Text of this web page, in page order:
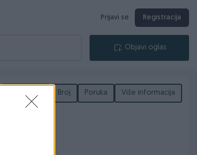
Prijavi se Registracija
Objavi oglas
Broj Poruka Više informacija